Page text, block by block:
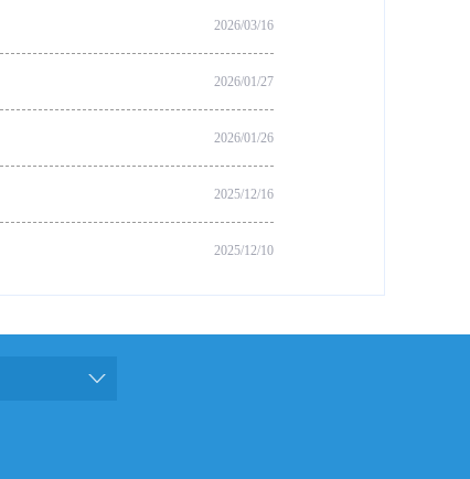
2026/03/16
2026/01/27
2026/01/26
2025/12/16
2025/12/10